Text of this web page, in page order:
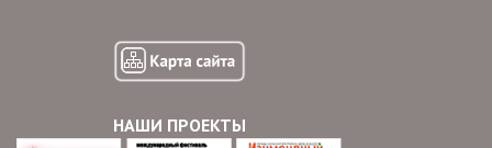
НАШИ ПРОЕКТЫ